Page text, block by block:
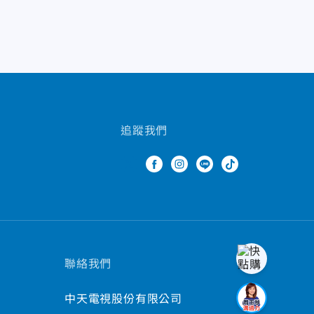
追蹤我們
聯絡我們
中天電視股份有限公司